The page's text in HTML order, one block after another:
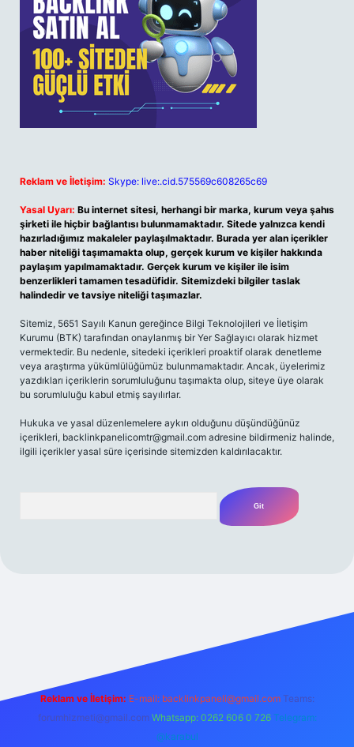
Reklam ve İletişim: Skype: live:.cid.575569c608265c69
Yasal Uyarı: Bu internet sitesi, herhangi bir marka, kurum veya şahıs
şirketi ile hiçbir bağlantısı bulunmamaktadır. Sitede yalnızca kendi
hazırladığımız makaleler paylaşılmaktadır. Burada yer alan içerikler
haber niteliği taşımamakta olup, gerçek kurum ve kişiler hakkında
paylaşım yapılmamaktadır. Gerçek kurum ve kişiler ile isim
benzerlikleri tamamen tesadüfidir. Sitemizdeki bilgiler taslak
halindedir ve tavsiye niteliği taşımazlar.
Sitemiz, 5651 Sayılı Kanun gereğince Bilgi Teknolojileri ve İletişim
Kurumu (BTK) tarafından onaylanmış bir Yer Sağlayıcı olarak hizmet
vermektedir. Bu nedenle, sitedeki içerikleri proaktif olarak denetleme
veya araştırma yükümlülüğümüz bulunmamaktadır. Ancak, üyelerimiz
yazdıkları içeriklerin sorumluluğunu taşımakta olup, siteye üye olarak
bu sorumluluğu kabul etmiş sayılırlar.
Hukuka ve yasal düzenlemelere aykırı olduğunu düşündüğünüz
içerikleri, backlinkpanelicomtr@gmail.com adresine bildirmeniz halinde,
ilgili içerikler yasal süre içerisinde sitemizden kaldırılacaktır.
Reklam ve İletişim: E-mail: backlinkpaneli@gmail.com Teams:
forumhizmeti@gmail.com Whatsapp: 0262 606 0 726 Telegram:
@karabul